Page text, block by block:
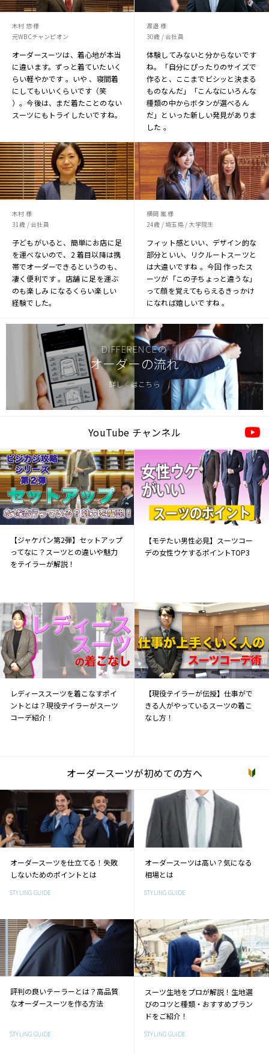
木村 悠 様
元WBCチャンピオン
オーダースーツは、着心地が本当
に違います。ずっと着ていたいく
らい軽やかです 。いや 、寝間着
にしてもいいくらいです（笑
）。今後は、まだ着たことのない
スーツにもトライしたいですね。
渡邉 様
30歳 / 会社員
体験してみないと分からないです
ね。「自分にぴったりのサイズで
作ると、ここまでビシッと決まる
ものなんだ」「こんなにいろんな
種類の中からボタンが選べるん
だ」といった新しい発見がありま
した 。
木村 様
31歳 / 会社員
子どもがいると、簡単にお店に足
を運べないので、2 着目以降は携
帯でオーダーできるというのも、
凄く便利です 。店舗 に足を運ぶ
のも楽しみ になるくらい楽しい
経験でした。
横岡 嵐 様
24歳 / 埼玉県 / 大学院生
フィット感といい、デザイン的な
部分といい、リクルートスーツと
は大違いですね 。今回 作ったス
ーツが「この子ちょっと違うな」
って顔を覚えてもらえるきっかけ
になれば嬉しいですね 。
DIFFERENCEの
オーダーの流れ
詳しくはこちら
YouTube チャンネル
【ジャケパン第2弾】セットアップ
ってなに？スーツとの違いや魅力
をテイラーが解説！
【モテたい男性必見】スーツコー
デの女性ウケするポイントTOP3
レディーススーツを着こなすポイ
ントとは？現役テイラーがスーツ
コーデ紹介！
【現役テイラーが伝授】仕事がで
きる人がやっているスーツの着こ
なし方！
オーダースーツが初めての方へ
オーダースーツを仕立てる！失敗
しないためのポイントとは
STYLING GUIDE
オーダースーツは高い？気になる
相場とは
STYLING GUIDE
評判の良いテーラーとは？高品質
なオーダースーツを作る方法
STYLING GUIDE
スーツ生地をプロが解説！生地選
びのコツと種類・おすすめブラン
ドをご紹介！
STYLING GUIDE